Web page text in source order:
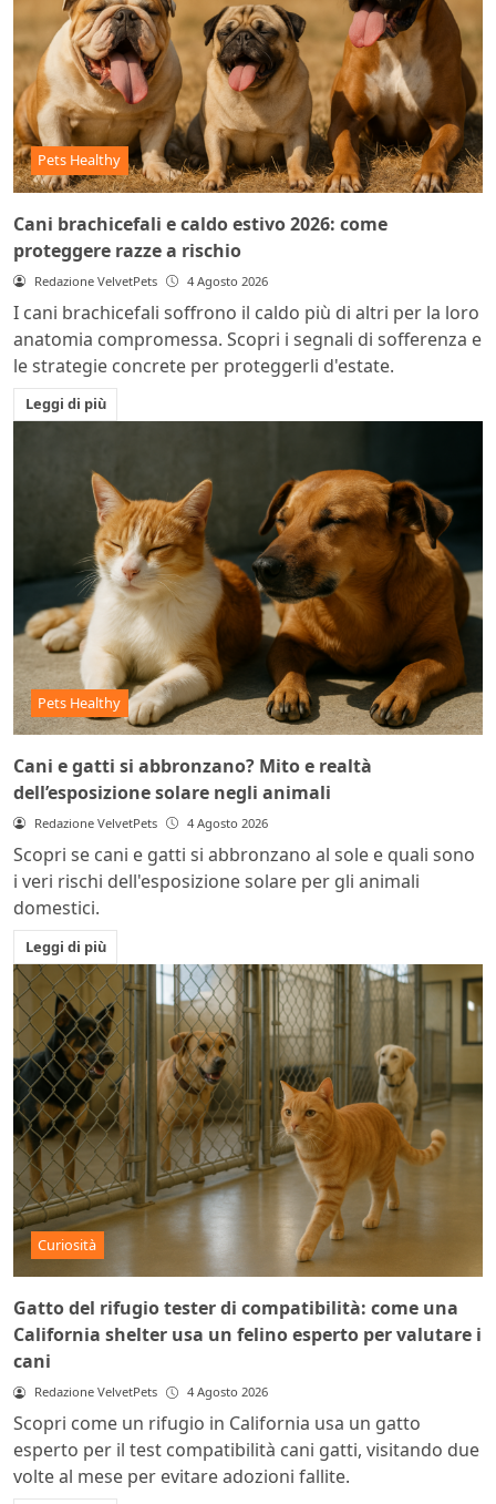
Pets Healthy
Cani brachicefali e caldo estivo 2026: come
proteggere razze a rischio
Redazione VelvetPets 4 Agosto 2026
I cani brachicefali soffrono il caldo più di altri per la loro
anatomia compromessa. Scopri i segnali di sofferenza e
le strategie concrete per proteggerli d'estate.
Leggi di più
Pets Healthy
Cani e gatti si abbronzano? Mito e realtà
dell’esposizione solare negli animali
Redazione VelvetPets 4 Agosto 2026
Scopri se cani e gatti si abbronzano al sole e quali sono
i veri rischi dell'esposizione solare per gli animali
domestici.
Leggi di più
Curiosità
Gatto del rifugio tester di compatibilità: come una
California shelter usa un felino esperto per valutare i
cani
Redazione VelvetPets 4 Agosto 2026
Scopri come un rifugio in California usa un gatto
esperto per il test compatibilità cani gatti, visitando due
volte al mese per evitare adozioni fallite.